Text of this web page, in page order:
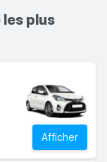
plus
Afficher